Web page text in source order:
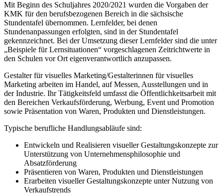
Mit Beginn des Schuljahres 2020/2021 wurden die Vorgaben der
KMK für den berufsbezogenen Bereich in die sächsische
Stundentafel übernommen. Lernfelder, bei denen
Stundenanpassungen erfolgten, sind in der Stundentafel
gekennzeichnet. Bei der Umsetzung dieser Lernfelder sind die unter
„Beispiele für Lernsituationen“ vorgeschlagenen Zeitrichtwerte in
den Schulen vor Ort eigenverantwortlich anzupassen.
Gestalter für visuelles Marketing/Gestalterinnen für visuelles
Marketing arbeiten im Handel, auf Messen, Ausstellungen und in
der Industrie. Ihr Tätigkeitsfeld umfasst die Öffentlichkeitsarbeit mit
den Bereichen Verkaufsförderung, Werbung, Event und Promotion
sowie Präsentation von Waren, Produkten und Dienstleistungen.
Typische berufliche Handlungsabläufe sind:
Entwickeln und Realisieren visueller Gestaltungskonzepte zur
Unterstützung von Unternehmensphilosophie und
Absatzförderung
Präsentieren von Waren, Produkten und Dienstleistungen
Erarbeiten visueller Gestaltungskonzepte unter Nutzung von
Verkaufstrends